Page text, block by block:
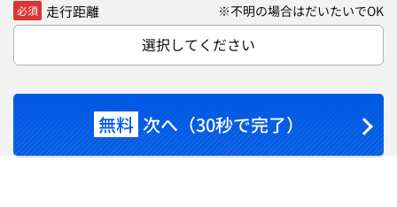
必須 走行距離 ※不明の場合はだいたいでOK
選択してください
無料 次へ（30秒で完了）